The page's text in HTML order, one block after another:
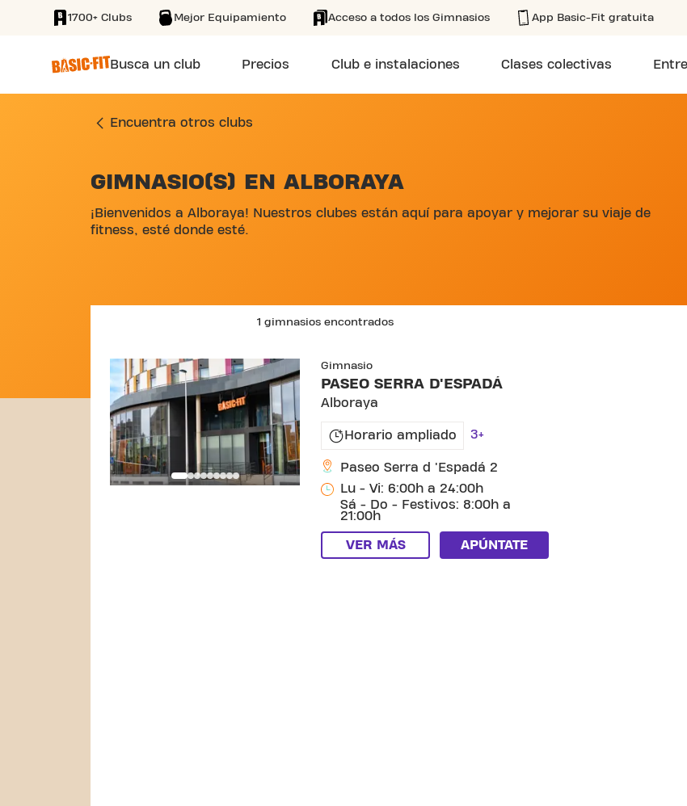
SKIP TO MAIN CONTENT
1700+ Clubs Mejor Equipamiento Acceso a todos los Gimnasios App Basic-Fit gratuita
Busca un club Precios Club e instalaciones Clases colectivas
Encuentra otros clubs
GIMNASIO(S) EN ALBORAYA
¡Bienvenidos a Alboraya! Nuestros clubes están aquí para apoyar y mejorar su viaje de
fitness, esté donde esté.
1 gimnasios encontrados
Gimnasio
PASEO SERRA D'ESPADÁ
Alboraya
Horario ampliado 3+
Paseo Serra d 'Espadá 2
Lu - Vi: 6:00h a 24:00h
Sá - Do - Festivos: 8:00h a
21:00h
VER MÁS APÚNTATE